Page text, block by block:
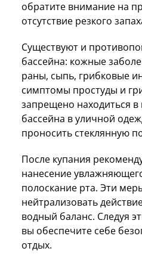
обратите внимание на
отсутствие резкого
Существуют и
бассейна: кожные
раны, сыпь, грибковые
симптомы простуды и
запрещено находиться
бассейна в уличной
проносить стеклянную
После купания
нанесение
полоскание рта. Эти
нейтрализовать
водный баланс. Следуя
вы обеспечите себе
отдых.